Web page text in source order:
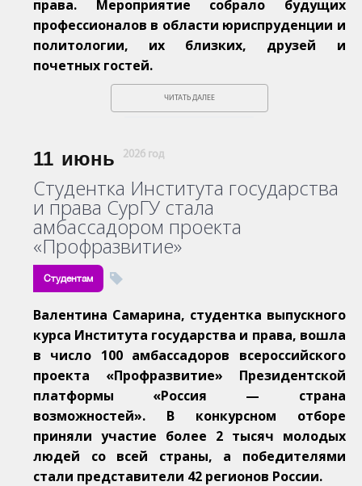
права. Мероприятие собрало будущих
профессионалов в области юриспруденции и
политологии, их близких, друзей и
почетных гостей.
ЧИТАТЬ ДАЛЕЕ
11 июнь 2026 год
Студентка Института государства
и права СурГУ стала
амбассадором проекта
«Профразвитие»
Студентам
Валентина Самарина, студентка выпускного
курса Института государства и права, вошла
в число 100 амбассадоров всероссийского
проекта «Профразвитие» Президентской
платформы «Россия — страна
возможностей». В конкурсном отборе
приняли участие более 2 тысяч молодых
людей со всей страны, а победителями
стали представители 42 регионов России.